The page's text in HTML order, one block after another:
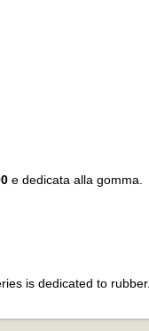
e dedicata alla gomma.
is dedicated to rubber.